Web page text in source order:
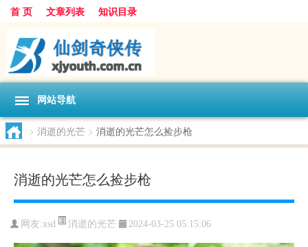
首 页 文章列表 知识目录
网站导航
> 消逝的光芒 > 消逝的光芒怎么捡步枪
消逝的光芒怎么捡步枪
网友:xsd 消逝的光芒 2024-03-25 05:15:06